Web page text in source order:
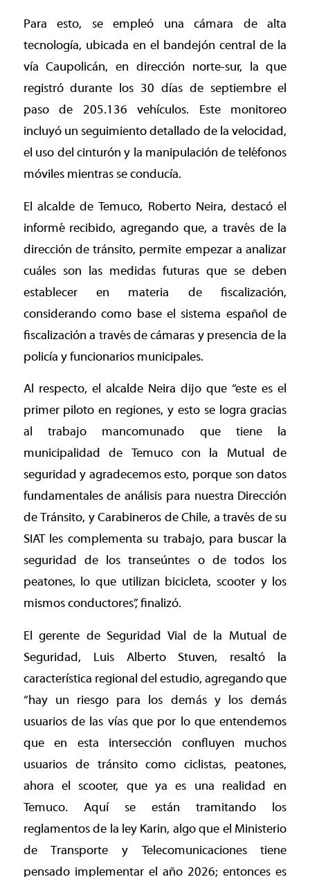
Para esto, se empleó una cámara de alta
tecnología, ubicada en el bandejón central de la
vía Caupolicán, en dirección norte-sur, la que
registró durante los 30 días de septiembre el
paso de 205.136 vehículos. Este monitoreo
incluyó un seguimiento detallado de la velocidad,
el uso del cinturón y la manipulación de teléfonos
móviles mientras se conducía.
El alcalde de Temuco, Roberto Neira, destacó el
informé recibido, agregando que, a través de la
dirección de tránsito, permite empezar a analizar
cuáles son las medidas futuras que se deben
establecer en materia de fiscalización,
considerando como base el sistema español de
fiscalización a través de cámaras y presencia de la
policía y funcionarios municipales.
Al respecto, el alcalde Neira dijo que “este es el
primer piloto en regiones, y esto se logra gracias
al trabajo mancomunado que tiene la
municipalidad de Temuco con la Mutual de
seguridad y agradecemos esto, porque son datos
fundamentales de análisis para nuestra Dirección
de Tránsito, y Carabineros de Chile, a través de su
SIAT les complementa su trabajo, para buscar la
seguridad de los transeúntes o de todos los
peatones, lo que utilizan bicicleta, scooter y los
mismos conductores”, finalizó.
El gerente de Seguridad Vial de la Mutual de
Seguridad, Luis Alberto Stuven, resaltó la
característica regional del estudio, agregando que
“hay un riesgo para los demás y los demás
usuarios de las vías que por lo que entendemos
que en esta intersección confluyen muchos
usuarios de tránsito como ciclistas, peatones,
ahora el scooter, que ya es una realidad en
Temuco. Aquí se están tramitando los
reglamentos de la ley Karin, algo que el Ministerio
de Transporte y Telecomunicaciones tiene
pensado implementar el año 2026; entonces es